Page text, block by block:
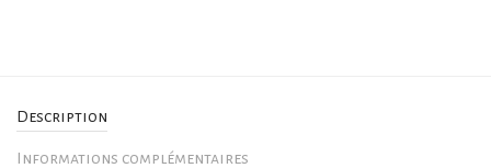
Description
Informations complémentaires